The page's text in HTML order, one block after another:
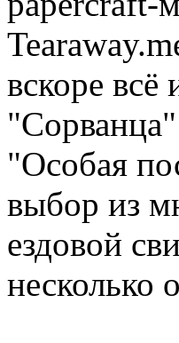
вскоре всё
"Особая
выбор из
ездовой
несколько